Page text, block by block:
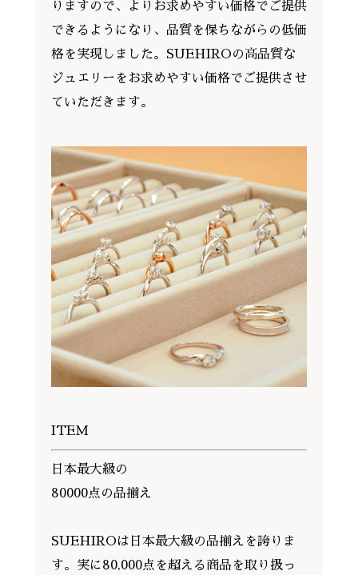
りますので、よりお求めやすい価格でご提供
できるようになり、品質を保ちながらの低価
格を実現しました。SUEHIROの高品質な
ジュエリーをお求めやすい価格でご提供させ
ていただきます。
ITEM
日本最大級の
80000点の品揃え
SUEHIROは日本最大級の品揃えを誇りま
す。実に80,000点を超える商品を取り扱っ